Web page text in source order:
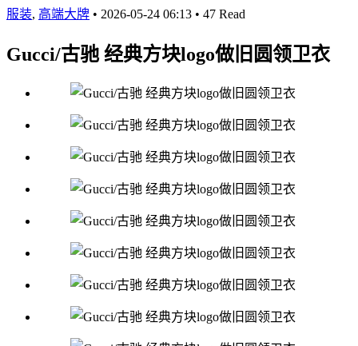
服装, 高端大牌 • 2026-05-24 06:13 • 47 Read
Gucci/古驰 经典方块logo做旧圆领卫衣